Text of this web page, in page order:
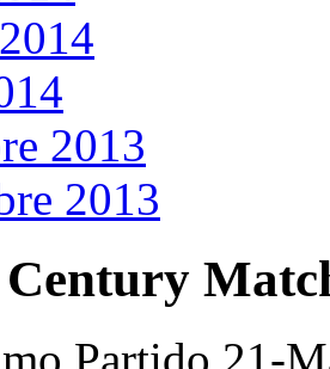
2013
2013
Partido 21-